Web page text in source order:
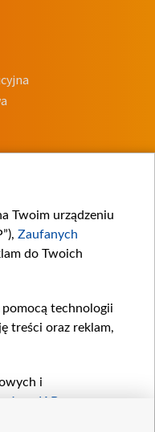
Twoim urządzeniu
Zaufanych
do Twoich
pomocą technologii
treści oraz reklam,
i
z IAB
reklam,